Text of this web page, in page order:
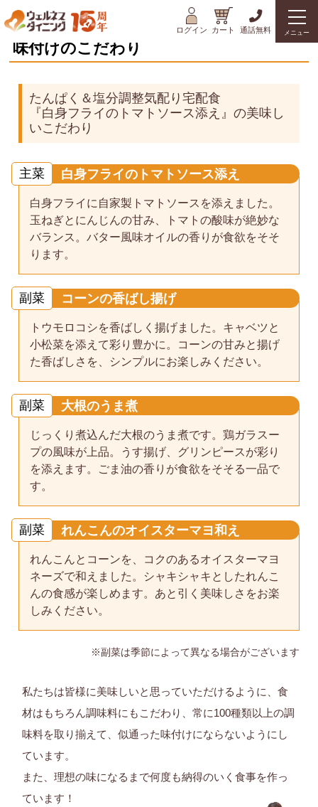
ログイン カート 通話無料 メニュー
味付けのこだわり
たんぱく＆塩分調整気配り宅配食
『白身フライのトマトソース添え』の美味し
いこだわり
主菜 白身フライのトマトソース添え
白身フライに自家製トマトソースを添えました。
玉ねぎとにんじんの甘み、トマトの酸味が絶妙な
バランス。バター風味オイルの香りが食欲をそそ
ります。
副菜 コーンの香ばし揚げ
トウモロコシを香ばしく揚げました。キャベツと
小松菜を添えて彩り豊かに。コーンの甘みと揚げ
た香ばしさを、シンプルにお楽しみください。
副菜 大根のうま煮
じっくり煮込んだ大根のうま煮です。鶏ガラスー
プの風味が上品。うす揚げ、グリンピースが彩り
を添えます。ごま油の香りが食欲をそそる一品で
す。
副菜 れんこんのオイスターマヨ和え
れんこんとコーンを、コクのあるオイスターマヨ
ネーズで和えました。シャキシャキとしたれんこ
んの食感が楽しめます。あと引く美味しさをお楽
しみください。
※副菜は季節によって異なる場合がございます
私たちは皆様に美味しいと思っていただけるように、食
材はもちろん調味料にもこだわり、常に100種類以上の調
味料を取り揃えて、似通った味付けにならないようにし
ています。
また、理想の味になるまで何度も納得のいく食事を作っ
ています！